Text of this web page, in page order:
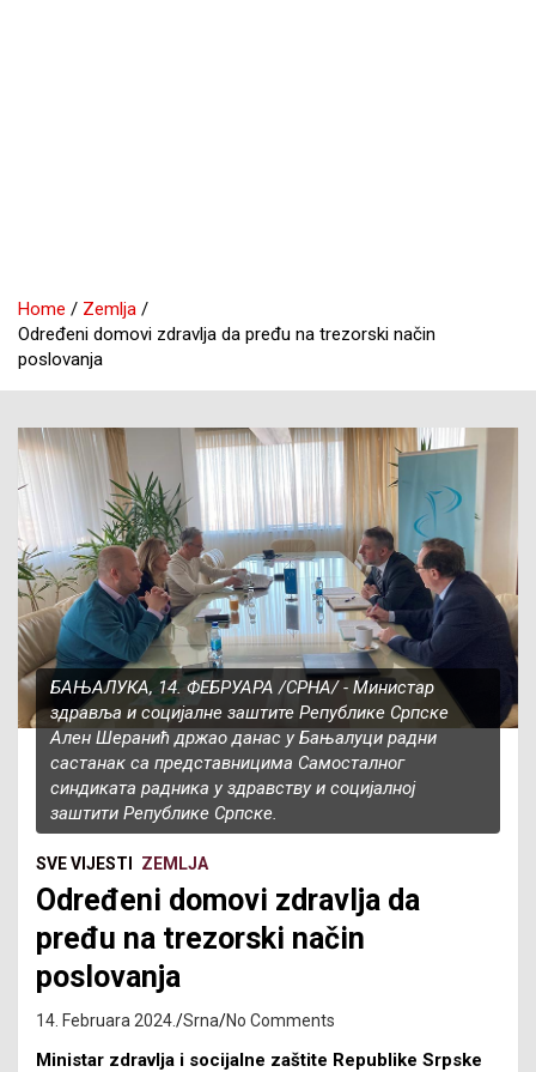
Home
Zemlja
Određeni domovi zdravlja da pređu na trezorski način
poslovanja
БАЊАЛУКА, 14. ФЕБРУАРА /СРНА/ - Министар
здравља и социјалне заштите Републике Српске
Ален Шеранић држао данас у Бањалуци радни
састанак са представницима Самосталног
синдиката радника у здравству и социјалној
заштити Републике Српске.
SVE VIJESTI ZEMLJA
Određeni domovi zdravlja da
pređu na trezorski način
poslovanja
14. Februara 2024. Srna No Comments
Ministar zdravlja i socijalne zaštite Republike Srpske